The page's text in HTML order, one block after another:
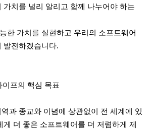
가치를 널리 알리고 함께 나누어야 하는
한 가치를 실현하고 우리의 소프트웨어
발전하겠습니다.
프의 핵심 목표
과 종교와 이념에 상관없이 전 세계에 있
게 더 좋은 소프트웨어를 더 저렴하게 제